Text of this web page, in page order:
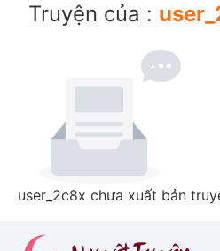
Truyện của :
user_2c8x chưa xuất bản